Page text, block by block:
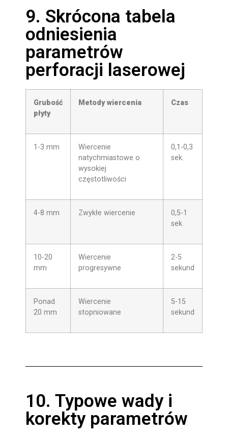
9. Skrócona tabela
odniesienia
parametrów
perforacji laserowej
Grubość
płyty
Metody wiercenia Czas
1-3 mm
Wiercenie
natychmiastowe o
wysokiej
częstotliwości
0,1-0,3
sek.
4-8 mm Zwykłe wiercenie
0,5-1
sek.
10-20
mm
Wiercenie
progresywne
2-5
sekund
Ponad
20 mm
Wiercenie
stopniowane
5-15
sekund
10. Typowe wady i
korekty parametrów